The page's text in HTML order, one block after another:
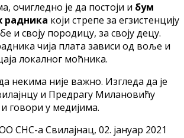
очигледно је да постоји и бум
радника који стрепе за егзистенцију
и своју породицу, за своју децу.
чија плата зависи од воље и
локалног моћника.
некима није важно. Изгледа да је
и Предрагу Милановићу
говори у медијима.
СНС-а Свилајнац, 02. јануар 2021